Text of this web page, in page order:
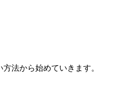
法から始めていきます。